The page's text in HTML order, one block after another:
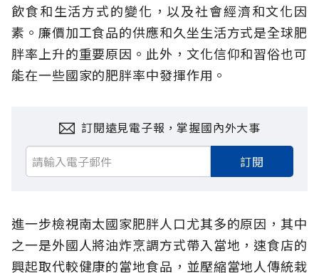
飲食和生活方式的變化，以及社會經濟和文化因
素。廉價加工食品的供應和久坐生活方式是全球肥
胖率上升的重要原因。此外，文化信仰和習俗也可
能在一些國家的肥胖率中發揮作用。
訂閱遠見電子報，掌握國內外大事
訂閱
進一步檢視南太國家肥胖人口尤其多的原因，其中
之一是外國人將油炸烹調方式帶入當地，速食店的
興起取代較健康的當地食品，並壓縮當地人傳統栽